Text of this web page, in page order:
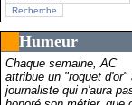
Humeur
Chaque semaine, AC
attribue un "roquet d'or"
journaliste qui n'aura